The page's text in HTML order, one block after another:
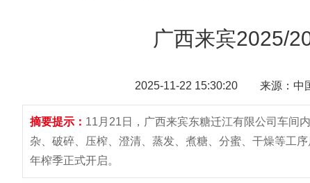
广西来宾2025/
2025-11-22 15:30:20 来源：中
摘要提示： 11月21日，广西来宾东糖迁江有限公司车间
杂、破碎、压榨、澄清、蒸发、煮糖、分蜜、干燥等工
年榨季正式开启。